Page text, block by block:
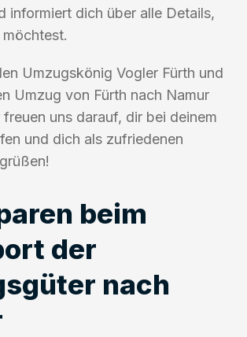
informiert dich über alle Details,
Umzugskönig Vogler Fürth und
Umzug von Fürth nach Namur
uns darauf, dir bei deinem
und dich als zufriedenen
beim
der
nach